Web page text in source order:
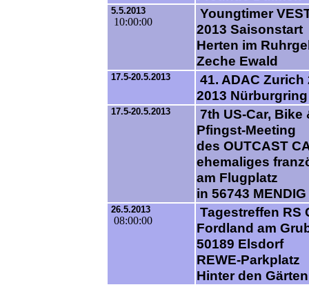
5.5.2013
10:00:00
Youngtimer
2013 Saisonstart
Herten im
Zeche Ewald
17.5-20.5.2013
41. ADAC Zurich
2013 Nürburgring
17.5-20.5.2013
7th US-Car, Bike
Pfingst-Meeting
des OUTCAST
ehemaliges
am Flugplatz
in 56743 MENDIG
26.5.2013
08:00:00
Tagestreffen RS
Fordland am
50189 Elsdorf
REWE-Parkplatz
Hinter den